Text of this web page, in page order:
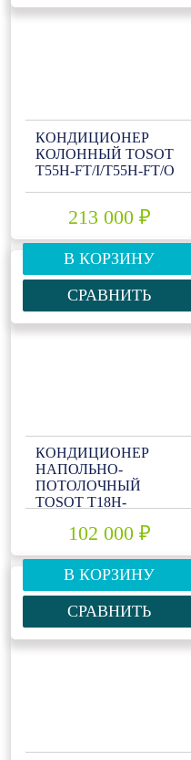
КОНДИЦИОНЕР
КОЛОННЫЙ TOSOT
Т55H-FT/I/Т55H-FT/O
213 000 ₽
В КОРЗИНУ
СРАВНИТЬ
КОНДИЦИОНЕР
НАПОЛЬНО-
ПОТОЛОЧНЫЙ
TOSOT T18H-
102 000 ₽
В КОРЗИНУ
СРАВНИТЬ